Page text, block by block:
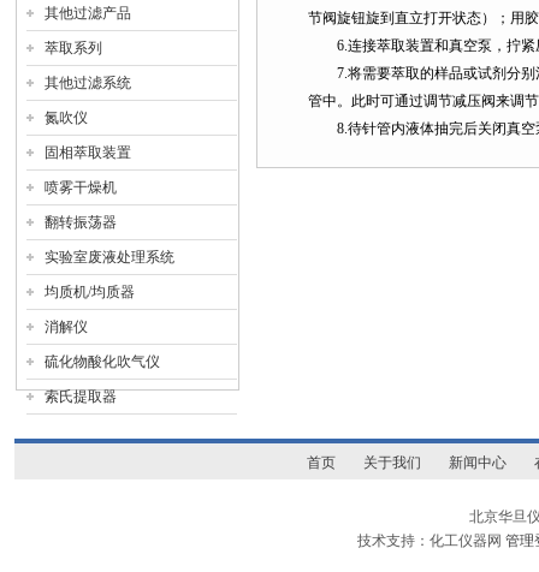
其他过滤产品
萃取系列
其他过滤系统
氮吹仪
固相萃取装置
喷雾干燥机
翻转振荡器
实验室废液处理系统
均质机/均质器
消解仪
硫化物酸化吹气仪
索氏提取器
节阀旋钮旋到直立打开状态）；用
6.连接萃取装置和真空泵，拧
7.将需要萃取的样品或试剂分别
管中。此时可通过调节减压阀来调
8.待针管内液体抽完后关闭真空
首页 关于我们 新闻中心
北京华旦
技术支持：化工仪器网管理